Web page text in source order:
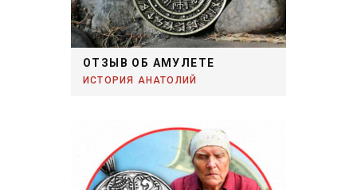
ОТЗЫВ ОБ АМУЛЕТЕ
ИСТОРИЯ АНАТОЛИЙ